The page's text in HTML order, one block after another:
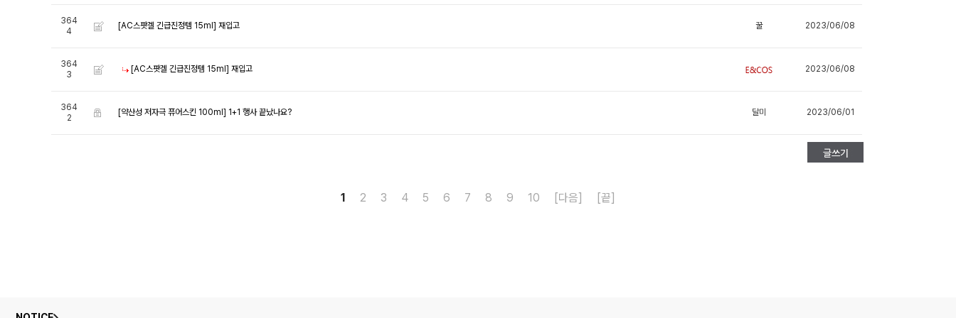
364
4
[AC스팟겔 긴급진정템 15ml] 재입고 꿀 2023/06/08
364
3
[AC스팟겔 긴급진정템 15ml] 재입고 2023/06/08
364
2
[약산성 저자극 퓨어스킨 100ml] 1+1 행사 끝났나요? 달미 2023/06/01
1 2 3 4 5 6 7 8 9 10 [다음] [끝]